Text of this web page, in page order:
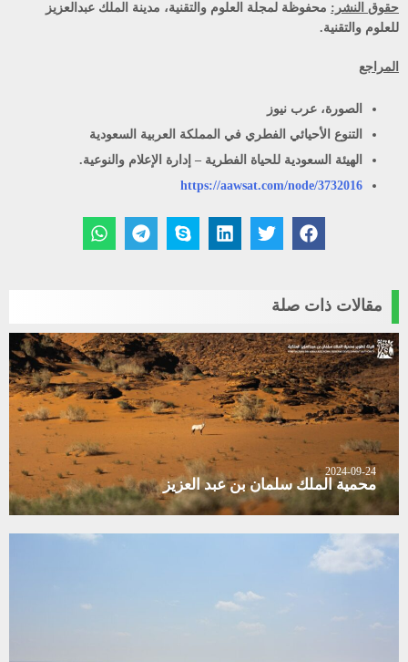
حقوق النشر: محفوظة لمجلة العلوم والتقنية، مدينة الملك عبدالعزيز
للعلوم والتقنية.
المراجع
الصورة، عرب نيوز
التنوع الأحيائي الفطري في المملكة العربية السعودية
الهيئة السعودية للحياة الفطرية – إدارة الإعلام والنوعية.
https://aawsat.com/node/3732016
مقالات ذات صلة
2024-09-24
محمية الملك سلمان بن عبد العزيز